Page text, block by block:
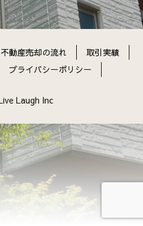
不動産売却の流れ
取引実績
プライバシーポリシー
Laugh Inc